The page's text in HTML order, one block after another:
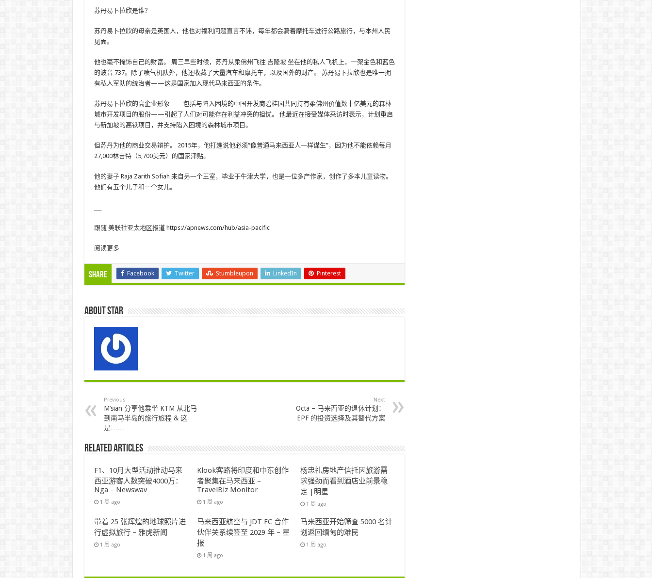
苏丹易卜拉欣是谁？
苏丹易卜拉欣的母亲是英国人，他也对福利问题直言不讳，每年都会骑着摩托车进行公路旅行，与本州人民
见面。
他也毫不掩饰自己的财富。 周三早些时候，苏丹从柔佛州飞往 吉隆坡坐在他的私人飞机上，一架金色和蓝色
的波音 737。除了喷气机队外，他还收藏了大量汽车和摩托车，以及国外的财产。 苏丹易卜拉欣也是唯一拥
有私人军队的统治者——这是国家加入现代马来西亚的条件。
苏丹易卜拉欣的高企业形象——包括与陷入困境的中国开发商碧桂园共同持有柔佛州价值数十亿美元的森林
城市开发项目的股份——引起了人们对可能存在利益冲突的担忧。 他最近在接受媒体采访时表示，计划重启
与新加坡的高铁项目，并支持陷入困境的森林城市项目。
但苏丹为他的商业交易辩护。 2015年，他打趣说他必须“像普通马来西亚人一样谋生”，因为他不能依赖每月
27,000林吉特（5,700美元）的国家津贴。
他的妻子 Raja Zarith Sofiah 来自另一个王室，毕业于牛津大学，也是一位多产作家，创作了多本儿童读物。
他们有五个儿子和一个女儿。
跟随 美联社亚太地区报道 https://apnews.com/hub/asia-pacific
阅读更多
Share Facebook Twitter Stumbleupon LinkedIn Pinterest
About star
Previous
M’sian 分享他乘坐 KTM 从北马
到南马半岛的旅行旅程 & 这
是……
Next
Octa – 马来西亚的退休计划：
EPF 的投资选择及其替代方案
Related Articles
F1、10月大型活动推动马来
西亚游客人数突破4000万：
Nga – Newswav
1 周 ago
Klook客路将印度和中东创作
者聚集在马来西亚 –
TravelBiz Monitor
1 周 ago
杨忠礼房地产信托因旅游需
求强劲而看到酒店业前景稳
定 |明星
1 周 ago
带着 25 张辉煌的地球照片进
行虚拟旅行 – 雅虎新闻
1 周 ago
马来西亚航空与 JDT FC 合作
伙伴关系续签至 2029 年 – 星
报
1 周 ago
马来西亚开始筛查 5000 名计
划返回缅甸的难民
1 周 ago